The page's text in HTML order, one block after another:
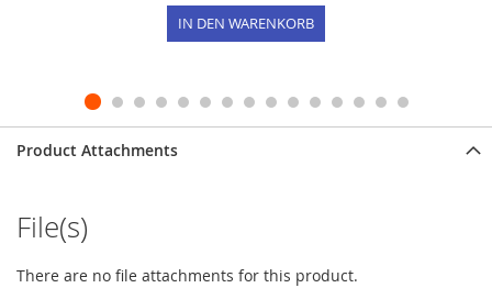
IN DEN WARENKORB
Product Attachments
File(s)
There are no file attachments for this product.